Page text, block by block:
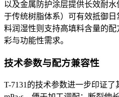
以及金属防护涂层提供长效耐
于传统树脂体系）可有效抵御
料润湿性则支持高填料含量的
彩与功能性需求。
技术参数与配方兼容性
T-7131 的技术参数进一步印证了